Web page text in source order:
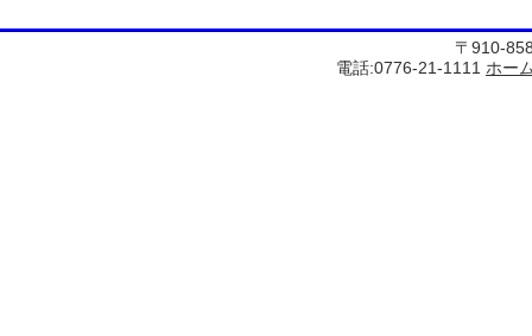
〒910-
電話:0776-21-1111 ホー